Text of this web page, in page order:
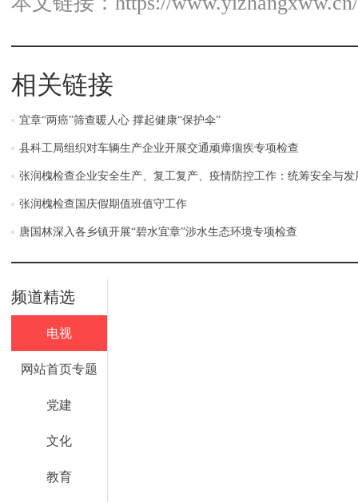
相关链接
宜章“两癌”筛查暖人心 撑起健康“保护伞”
县科工局组织对车辆生产企业开展交通顽瘴痼疾专项检查
张润槐检查企业安全生产、复工复产、疫情防控工作：统筹安全与
张润槐检查国庆假期值班值守工作
唐国林深入各乡镇开展“碧水宜章”涉水生态环境专项检查
频道精选
电视
网站首页专题
党建
文化
教育